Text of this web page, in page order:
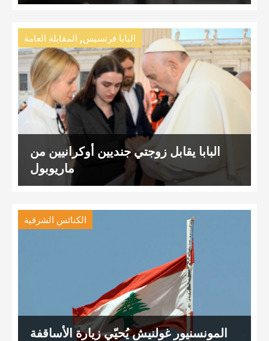
البابا فرنسيس, المقابلة العامة
البابا يقابل زوجتي جنديين أوكرانيين من
ماريوبول
الكنائس الشرقية
المونسنيور غولنيش يُحيّي زيارة الأساقفة